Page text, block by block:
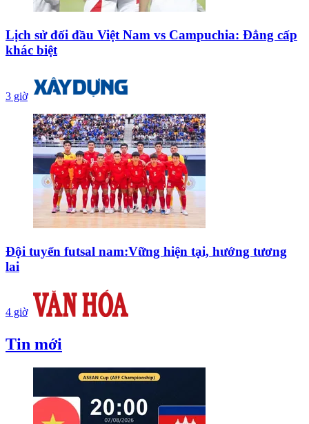
Lịch sử đối đầu Việt Nam vs Campuchia: Đẳng cấp
khác biệt
3 giờ
Đội tuyển futsal nam:Vững hiện tại, hướng tương
lai
4 giờ
Tin mới